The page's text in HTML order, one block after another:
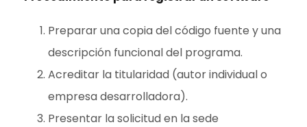
Preparar una copia del código fuente y una
descripción funcional del programa.
Acreditar la titularidad (autor individual o
empresa desarrolladora).
Presentar la solicitud en la sede